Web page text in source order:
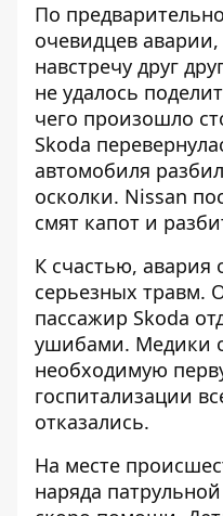
По
очевидцев
навстречу друг
не удалось
чего произошло
Skoda
автомобиля
осколки. Nissan
смят капот и
К счастью, авария
серьезных травм.
пассажир Skoda
ушибами. Медики
необходимую
госпитализации
отказались.
На месте
наряда